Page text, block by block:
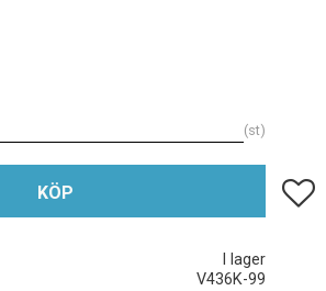
st
KÖP Lägg
I lager
V436K-99